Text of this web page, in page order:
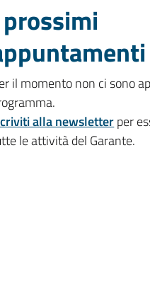
il momento non ci sono
alla newsletterper
le attività del Garante.